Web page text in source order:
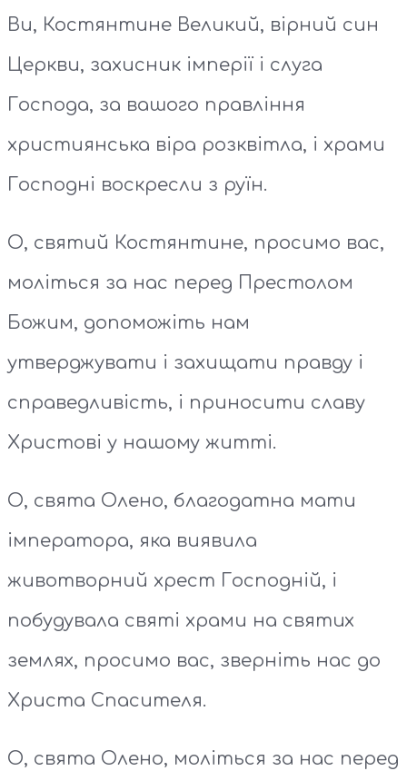
Ви, Костянтине Великий, вірний син
Церкви, захисник імперії і слуга
Господа, за вашого правління
християнська віра розквітла, і храми
Господні воскресли з руїн.
О, святий Костянтине, просимо вас,
моліться за нас перед Престолом
Божим, допоможіть нам
утверджувати і захищати правду і
справедливість, і приносити славу
Христові у нашому житті.
О, свята Олено, благодатна мати
імператора, яка виявила
животворний хрест Господній, і
побудувала святі храми на святих
землях, просимо вас, зверніть нас до
Христа Спасителя.
О, свята Олено, моліться за нас перед